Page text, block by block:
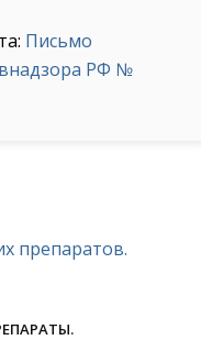
Письмо
РФ №
препаратов.